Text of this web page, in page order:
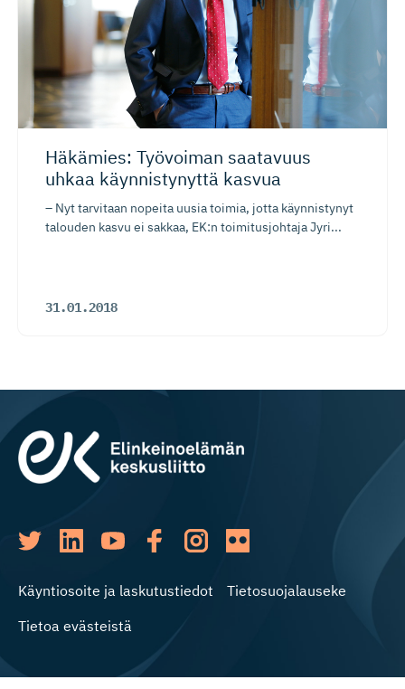
Häkämies: Työvoiman saatavuus
uhkaa käynnistynyttä kasvua
– Nyt tarvitaan nopeita uusia toimia, jotta käynnistynyt
talouden kasvu ei sakkaa, EK:n toimitusjohtaja Jyri...
31.01.2018
Käyntiosoite ja laskutustiedot
Tietosuojalauseke
Tietoa evästeistä